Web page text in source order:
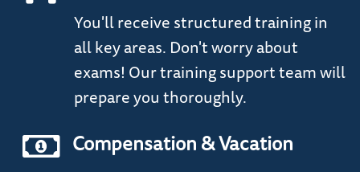
You'll receive structured training in
all key areas. Don't worry about
exams! Our training support team will
prepare you thoroughly.
Compensation & Vacation